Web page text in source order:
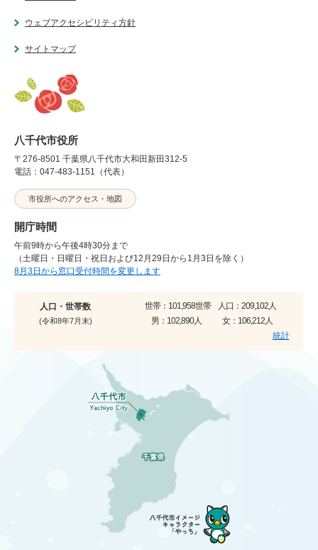
ウェブアクセシビリティ方針
サイトマップ
八千代市役所
〒276-8501 千葉県八千代市大和田新田312-5
電話：047-483-1151（代表）
市役所へのアクセス・地図
開庁時間
午前9時から午後4時30分まで
（土曜日・日曜日・祝日および12月29日から1月3日を除く）
8月3日から窓口受付時間を変更します
人口・世帯数
(令和8年7月末)
世帯： 101,958世帯 人口： 209,102人
男： 102,890人 女： 106,212人
統計